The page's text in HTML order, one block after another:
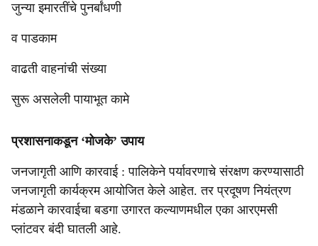
जुन्या इमारतींचे पुनर्बांधणी
व पाडकाम
वाढती वाहनांची संख्या
सुरू असलेली पायाभूत कामे
प्रशासनाकडून ‘मोजके’ उपाय
जनजागृती आणि कारवाई : पालिकेने पर्यावरणाचे संरक्षण करण्यासाठी
जनजागृती कार्यक्रम आयोजित केले आहेत. तर प्रदूषण नियंत्रण
मंडळाने कारवाईचा बडगा उगारत कल्याणमधील एका आरएमसी
प्लांटवर बंदी घातली आहे.